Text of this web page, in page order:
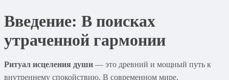
Введение: В поисках
утраченной гармонии
Ритуал исцеления души — это древний и мощный путь к
внутреннему спокойствию. В современном мире,